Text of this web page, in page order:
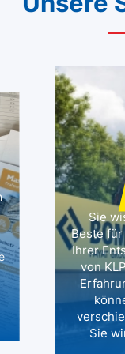
Sie
Beste
Ihrer
von
Sie